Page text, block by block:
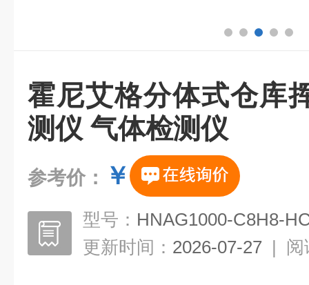
霍尼艾格分体式仓库
测仪 气体检测仪
参考价： ￥
型号： HNAG1000-C8H8-
更新时间： 2026-07-27 | 阅